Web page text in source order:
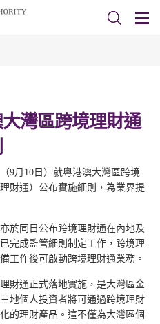
灣區跨境理財通
9月10日）就粵港澳大灣區跨境
財通）公布實施細則，為業界提
於同日公布跨境理財通在內地及
完成監管細則制定工作，跨境理
工作後可啟動跨境理財通業務。
財通正式落地實施，是大灣區金
地個人投資者將可通過跨境理財
的理財產品。這不僅為大灣區個